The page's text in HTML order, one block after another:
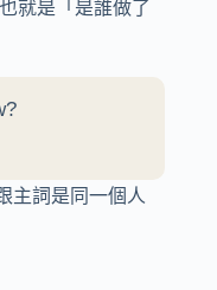
就是「是誰做了
主詞是同一個人